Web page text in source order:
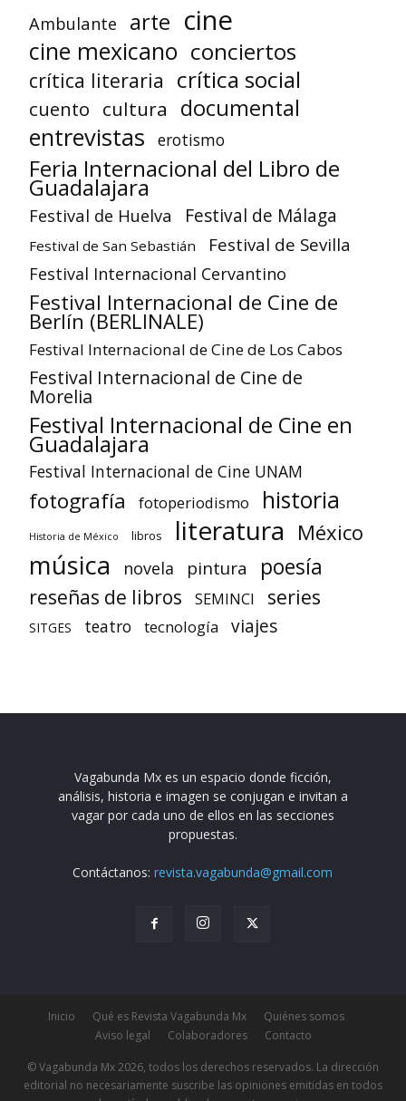
Ambulante arte cine
cine mexicano conciertos
crítica literaria crítica social
cuento cultura documental
entrevistas erotismo
Feria Internacional del Libro de
Guadalajara
Festival de Huelva Festival de Málaga
Festival de San Sebastián Festival de Sevilla
Festival Internacional Cervantino
Festival Internacional de Cine de
Berlín (BERLINALE)
Festival Internacional de Cine de Los Cabos
Festival Internacional de Cine de
Morelia
Festival Internacional de Cine en
Guadalajara
Festival Internacional de Cine UNAM
fotografía fotoperiodismo historia
Historia de México libros literatura México
música novela pintura poesía
reseñas de libros SEMINCI series
SITGES teatro tecnología viajes
Vagabunda Mx es un espacio donde ficción,
análisis, historia e imagen se conjugan e invitan a
vagar por cada uno de ellos en las secciones
propuestas.
Contáctanos:revista.vagabunda@gmail.com
Inicio Qué es Revista Vagabunda Mx
Quiénes somos
Aviso legal
Colaboradores Contacto
© Vagabunda Mx 2026, todos los derechos reservados. La dirección
editorial no necesariamente suscribe las opiniones emitidas en todos